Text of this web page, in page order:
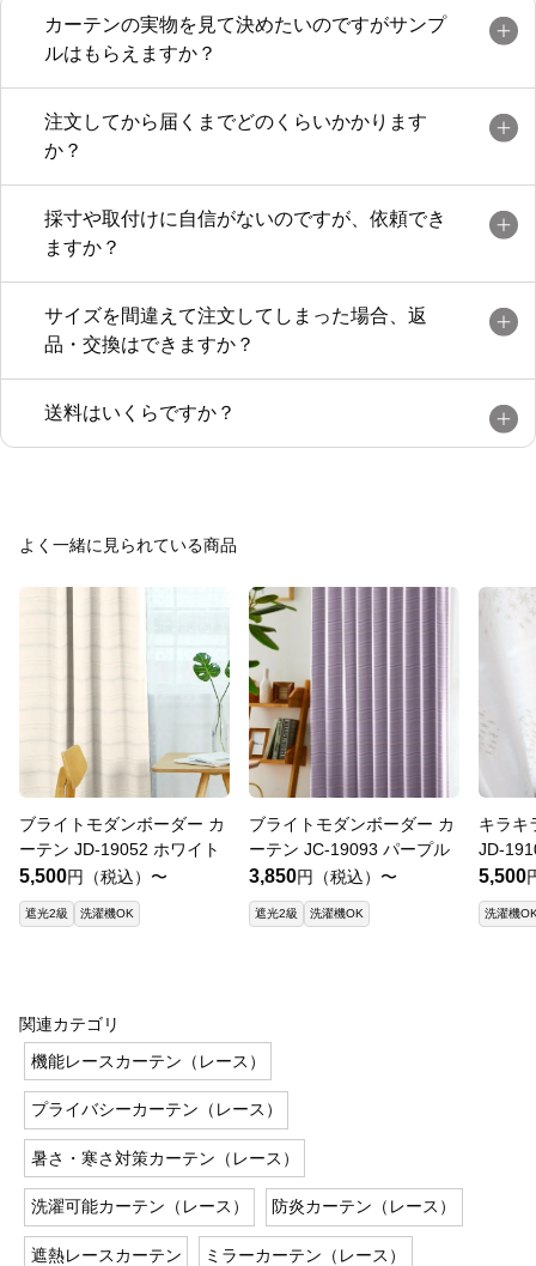
カーテンの実物を見て決めたいのですがサンプ
ルはもらえますか？
注文してから届くまでどのくらいかかります
か？
採寸や取付けに自信がないのですが、依頼でき
ますか？
サイズを間違えて注文してしまった場合、返
品・交換はできますか？
送料はいくらですか？
よく一緒に見られている商品
ブライトモダンボーダー カ
ーテン JD-19052 ホワイト
5,500円（税込）〜
遮光2級 洗濯機OK
ブライトモダンボーダー カ
ーテン JC-19093 パープル
3,850円（税込）〜
遮光2級 洗濯機OK
キラキ
JD-
5,500
洗濯機
関連カテゴリ
機能レースカーテン（レース）
プライバシーカーテン（レース）
暑さ・寒さ対策カーテン（レース）
洗濯可能カーテン（レース） 防炎カーテン（レース）
遮熱レースカーテン ミラーカーテン（レース）